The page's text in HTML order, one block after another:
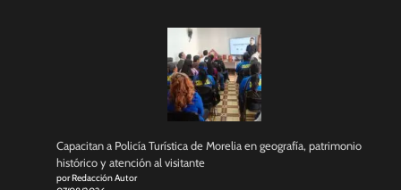
Capacitan a Policía Turística de Morelia en geografía, patrimonio
histórico y atención al visitante
por Redacción Autor